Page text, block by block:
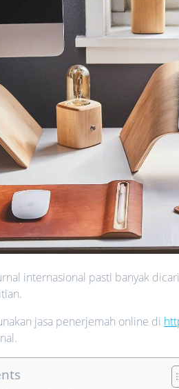
internasional pasti banyak
jasa penerjemah online di